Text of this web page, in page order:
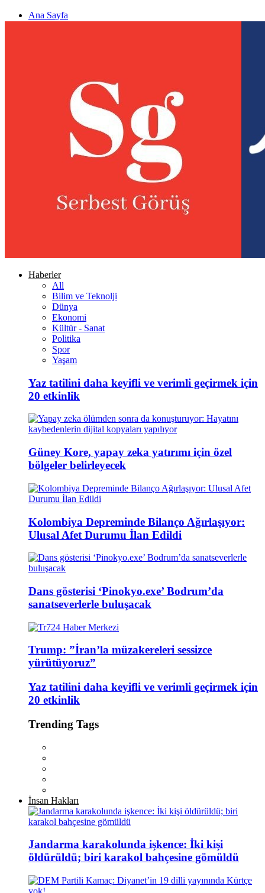
Ana Sayfa
Haberler
All
Bilim ve Teknolji
Dünya
Ekonomi
Kültür - Sanat
Politika
Spor
Yaşam
Yaz tatilini daha keyifli ve verimli geçirmek için
20 etkinlik
Güney Kore, yapay zeka yatırımı için özel
bölgeler belirleyecek
Kolombiya Depreminde Bilanço Ağırlaşıyor:
Ulusal Afet Durumu İlan Edildi
Dans gösterisi ‘Pinokyo.exe’ Bodrum’da
sanatseverlerle buluşacak
Trump: ”İran’la müzakereleri sessizce
yürütüyoruz”
Yaz tatilini daha keyifli ve verimli geçirmek için
20 etkinlik
Trending Tags
İnsan Hakları
Jandarma karakolunda işkence: İki kişi
öldürüldü; biri karakol bahçesine gömüldü